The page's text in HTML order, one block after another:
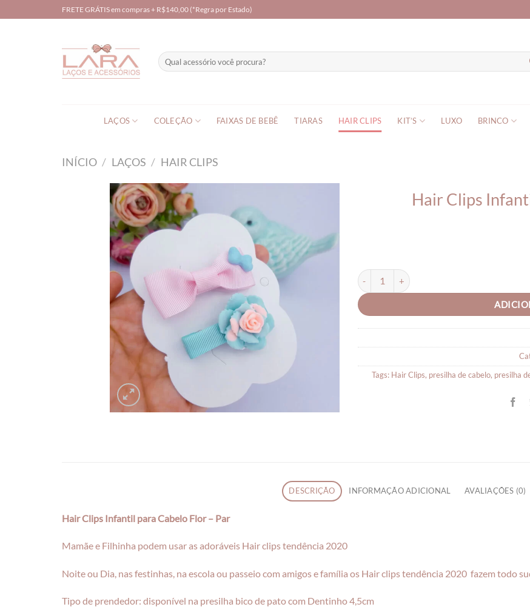
to
FRETE GRÁTIS em compras + R$140,00 (*Regra por Estado)
Pesquisar
por:
LAÇOS COLEÇÃO FAIXAS DE BEBÊ TIARAS HAIR CLIPS KIT’S LUXO BRINCO
INÍCIO / LAÇOS / HAIR CLIPS
Hair Clips
Hair Clips Infantil para Cabelo Flor - Par
Tags: Hair Clips, presilha de cabelo, presilha
DESCRIÇÃO INFORMAÇÃO ADICIONAL AVALIAÇÕES (0)
Hair Clips Infantil para Cabelo Flor – Par
Mamãe e Filhinha podem usar as adoráveis Hair clips tendência 2020
Noite ou Dia, nas festinhas, na escola ou passeio com amigos e família os Hair clips tendência 2020 fazem todo
Tipo de prendedor: disponível na presilha bico de pato com Dentinho 4,5cm